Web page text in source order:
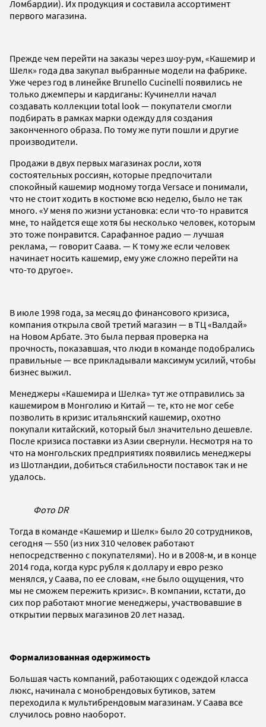
Ломбардии). Их продукция и составила ассортимент
первого магазина.
Прежде чем перейти на заказы через шоу-рум, «Кашемир и
Шелк» года два закупал выбранные модели на фабрике.
Уже через год в линейке Brunello Cucinelli появились не
только джемперы и кардиганы: Кучинелли начал
создавать коллекции total look — покупатели смогли
подбирать в рамках марки одежду для создания
законченного образа. По тому же пути пошли и другие
производители.
Продажи в двух первых магазинах росли, хотя
состоятельных россиян, которые предпочитали
спокойный кашемир модному тогда Versaсe и понимали,
что не стоит ходить в костюме всю неделю, было не так
много. «У меня по жизни установка: если что-то нравится
мне, то найдется еще хотя бы несколько человек, которым
это тоже понравится. Сарафанное радио — лучшая
реклама, — говорит Саава. — К тому же если человек
начинает носить кашемир, ему уже сложно перейти на
что-то другое».
В июле 1998 года, за месяц до финансового кризиса,
компания открыла свой третий магазин — в ТЦ «Валдай»
на Новом Арбате. Это была первая проверка на
прочность, показавшая, что люди в команде подобрались
правильные — все прикладывали максимум усилий, чтобы
бизнес выжил.
Менеджеры «Кашемира и Шелка» тут же отправились за
кашемиром в Монголию и Китай — те, кто не мог себе
позволить в кризис итальянский кашемир, охотно
покупали китайский, который был значительно дешевле.
После кризиса поставки из Азии свернули. Несмотря на то
что на монгольских предприятиях появились менеджеры
из Шотландии, добиться стабильности поставок так и не
удалось.
Фото DR
Тогда в команде «Кашемир и Шелк» было 20 сотрудников,
сегодня — 550 (из них 310 человек работают
непосредственно с покупателями). Но и в 2008-м, и в конце
2014 года, когда курс рубля к доллару и евро резко
менялся, у Саава, по ее словам, «не было ощущения, что
мы не сможем пережить кризис». В компании, кстати, до
сих пор работают многие менеджеры, участвовавшие в
открытии первых магазинов 20 лет назад.
Формализованная одержимость
Большая часть компаний, работающих с одеждой класса
люкс, начинала с монобрендовых бутиков, затем
переходила к мультибрендовым магазинам. У Саава все
случилось ровно наоборот.